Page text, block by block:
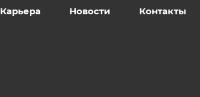
Карьера Новости Контакты